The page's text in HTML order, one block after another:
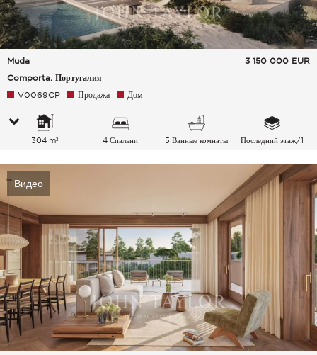
Muda
Comporta, Португалия
3 150 000 EUR
V0069CP Продажа Дом
304 m² 4 Спальни 5 Ванные комнаты Последний этаж/1
Видео